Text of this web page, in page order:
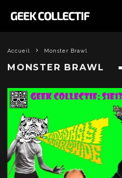
Accueil Monster Brawl
MONSTER BRAWL